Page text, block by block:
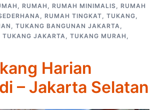
, RUMAH , RUMAH MINIMALIS, RUMAH
, RUMAH TINGKAT, TUKANG,
, TUKANG BANGUNAN JAKARTA,
TUKANG JAKARTA, TUKANG MURAH ,
Harian
– Jakarta Selatan